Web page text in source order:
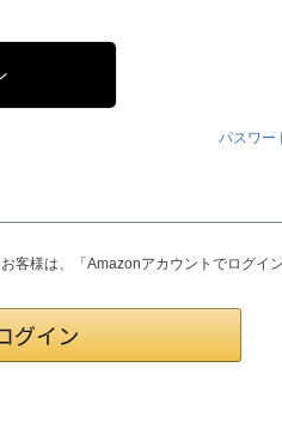
パスワー
客様は、「Amazonアカウントでログイ